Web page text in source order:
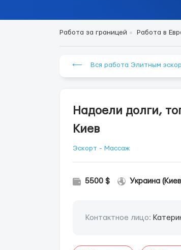
Работа за границей Работа в
⟵ Вся работа Элитным
Надоели долги,
Киев
Эскорт - Массаж
5500 $ Украина
Контактное лицо: